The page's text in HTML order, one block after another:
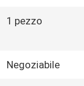
1 pezzo
Negoziabile